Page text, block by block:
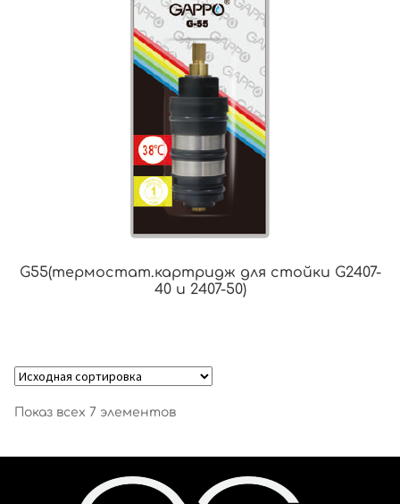
G55(термостат.картридж для стойки G2407-
40 и 2407-50)
Показ всех 7 элементов